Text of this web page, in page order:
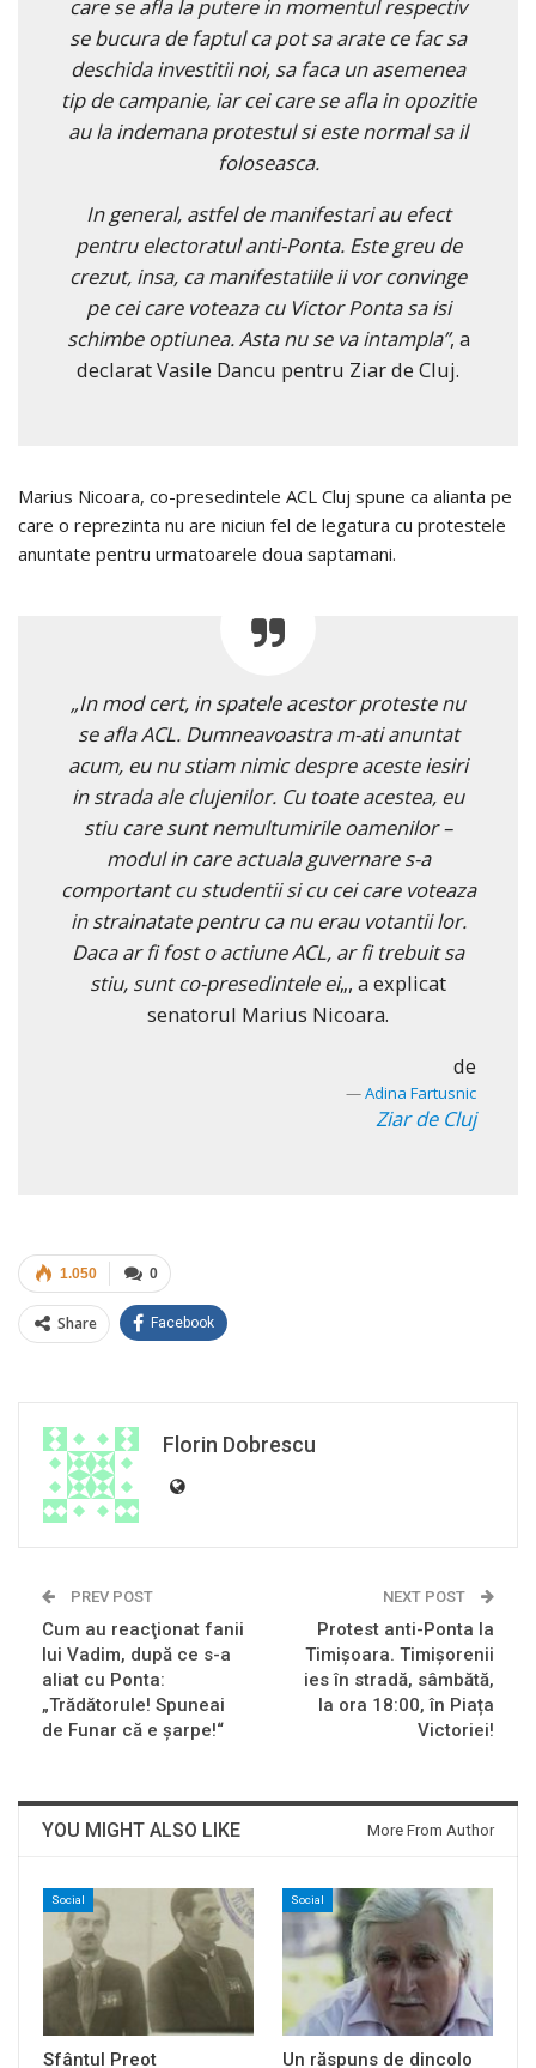
care se afla la putere in momentul respectiv
se bucura de faptul ca pot sa arate ce fac sa
deschida investitii noi, sa faca un asemenea
tip de campanie, iar cei care se afla in opozitie
au la indemana protestul si este normal sa il
foloseasca.
In general, astfel de manifestari au efect
pentru electoratul anti-Ponta. Este greu de
crezut, insa, ca manifestatiile ii vor convinge
pe cei care voteaza cu Victor Ponta sa isi
schimbe optiunea. Asta nu se va intampla”, a
declarat Vasile Dancu pentru Ziar de Cluj.
Marius Nicoara, co-presedintele ACL Cluj spune ca alianta pe
care o reprezinta nu are niciun fel de legatura cu protestele
anuntate pentru urmatoarele doua saptamani.
„In mod cert, in spatele acestor proteste nu
se afla ACL. Dumneavoastra m-ati anuntat
acum, eu nu stiam nimic despre aceste iesiri
in strada ale clujenilor. Cu toate acestea, eu
stiu care sunt nemultumirile oamenilor –
modul in care actuala guvernare s-a
comportant cu studentii si cu cei care voteaza
in strainatate pentru ca nu erau votantii lor.
Daca ar fi fost o actiune ACL, ar fi trebuit sa
stiu, sunt co-presedintele ei„, a explicat
senatorul Marius Nicoara.
de
Adina Fartusnic
Ziar de Cluj
0
1.050
Share Facebook
Florin Dobrescu
PREV POST
Cum au reacţionat fanii
lui Vadim, după ce s-a
aliat cu Ponta:
„Trădătorule! Spuneai
de Funar că e şarpe!“
NEXT POST
Protest anti-Ponta la
Timișoara. Timișorenii
ies în stradă, sâmbătă,
la ora 18:00, în Piața
Victoriei!
YOU MIGHT ALSO LIKE More From Author
Social
Sfântul Preot
Social
Un răspuns de dincolo